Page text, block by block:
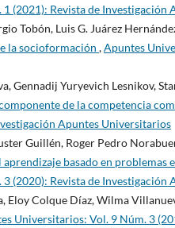
(2021): Revista de Investigación
Tobón, Luis G. Juárez
la socioformación ,Apuntes
Gennadij Yuryevich Lesnikov,
de la competencia
Apuntes Universitarios
Guillén, Roger Pedro
aprendizaje basado en
(2020): Revista de Investigación
Eloy Colque Díaz, Wilma
Universitarios: Vol. 9 Núm. 3